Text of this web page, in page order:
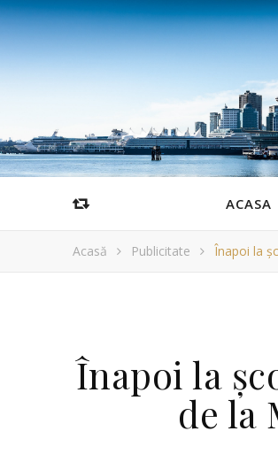
ACASA
Acasă Publicitate Înapoi la
Înapoi la
de la